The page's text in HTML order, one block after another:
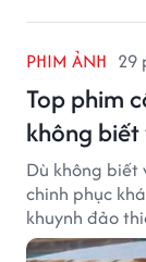
PHIM ẢNH 29
Top phim
không biết
Dù không biết
chinh phục
khuynh đảo